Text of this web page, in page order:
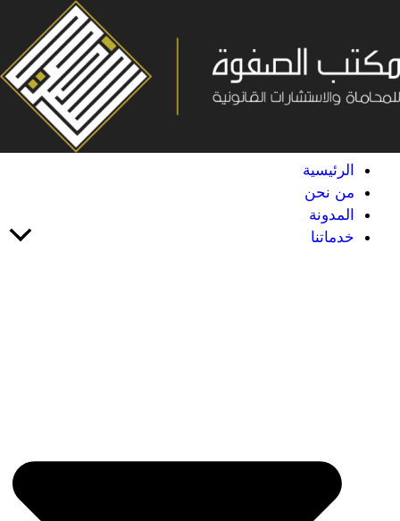
المحتوى
الرئيسية
من نحن
المدونة
خدماتنا